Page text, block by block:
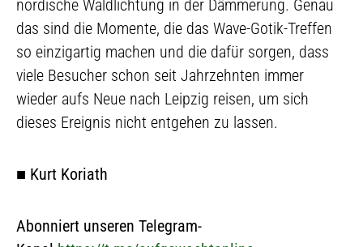
nordische Waldlichtung in der Dämmerung. Genau
das sind die Momente, die das Wave-Gotik-Treffen
so einzigartig machen und die dafür sorgen, dass
viele Besucher schon seit Jahrzehnten immer
wieder aufs Neue nach Leipzig reisen, um sich
dieses Ereignis nicht entgehen zu lassen.
■ Kurt Koriath
Abonniert unseren Telegram-